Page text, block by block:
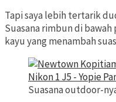
Tapi saya lebih tertarik
Suasana rimbun di
kayu yang menambah
Suasana outdoor-